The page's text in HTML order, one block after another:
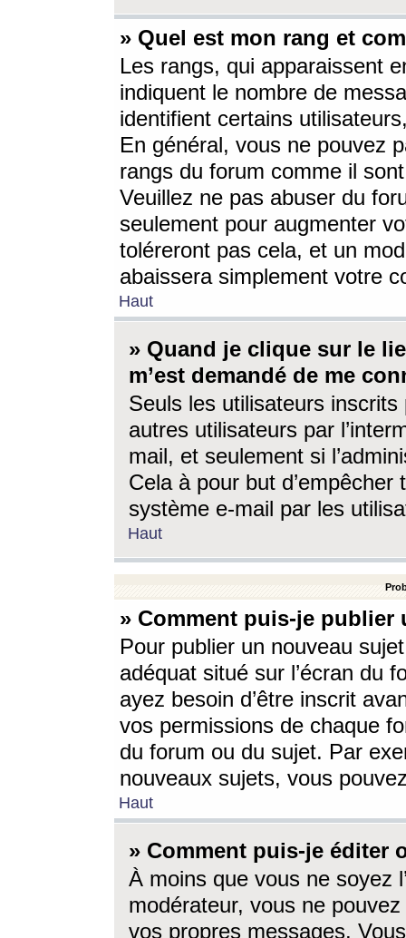
» Quel est mon rang et
Les rangs, qui apparaissent
indiquent le nombre de
identifient certains
En général, vous ne pouvez
rangs du forum comme il
Veuillez ne pas abuser du
seulement pour augmenter
toléreront pas cela, et un
abaissera simplement votre
Haut
» Quand je clique sur le
m’est demandé de me
Seuls les utilisateurs
autres utilisateurs par
mail, et seulement si
Cela à pour but
système e-mail par les
Haut
» Comment puis-je
Pour publier un nouveau
adéquat situé sur l’écran du
ayez besoin d’être inscrit
vos permissions de chaque
du forum ou du sujet. Par
nouveaux sujets, vous
Haut
» Comment puis-je éditer
À moins que vous ne soyez
modérateur, vous ne
vos propres messages.